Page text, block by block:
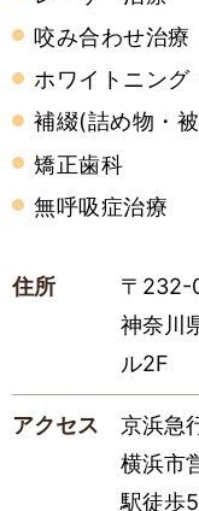
咬み合わせ治療
ホワイトニング
補綴(詰め物・
矯正歯科
無呼吸症治療
住所
〒232-
神奈川
ル2F
アクセス
京浜急
横浜市
駅徒歩